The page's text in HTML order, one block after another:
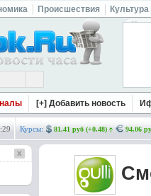
Происшествия Культура
[+] Добавить новость
:29 Курсы: 81.41 руб (+0.48) 94.06